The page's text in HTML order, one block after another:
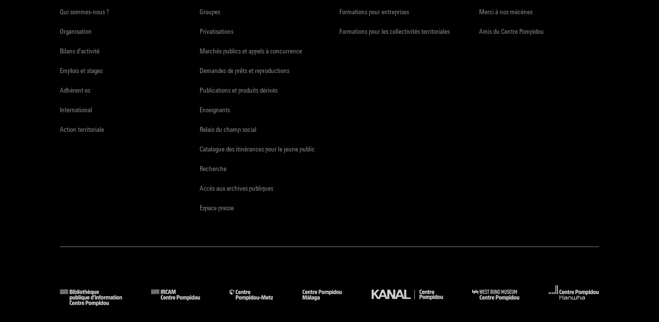
Qui sommes-nous ?
Organisation
Bilans d'activité
Emplois et stages
Adhérent·es
International
Action territoriale
Groupes
Privatisations
Marchés publics et appels à concurrence
Demandes de prêts et reproductions
Publications et produits dérivés
Enseignants
Relais du champ social
Catalogue des itinérances pour le jeune public
Recherche
Accès aux archives publiques
Espace presse
Formations pour entreprises
Formations pour les collectivités territoriales
Merci à nos mécènes
Amis du Centre Pompidou